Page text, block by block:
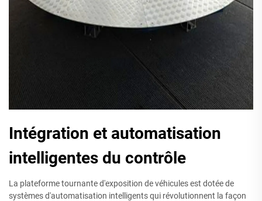
Intégration et automatisation
intelligentes du contrôle
La plateforme tournante d'exposition de véhicules est dotée de
systèmes d'automatisation intelligents qui révolutionnent la façon